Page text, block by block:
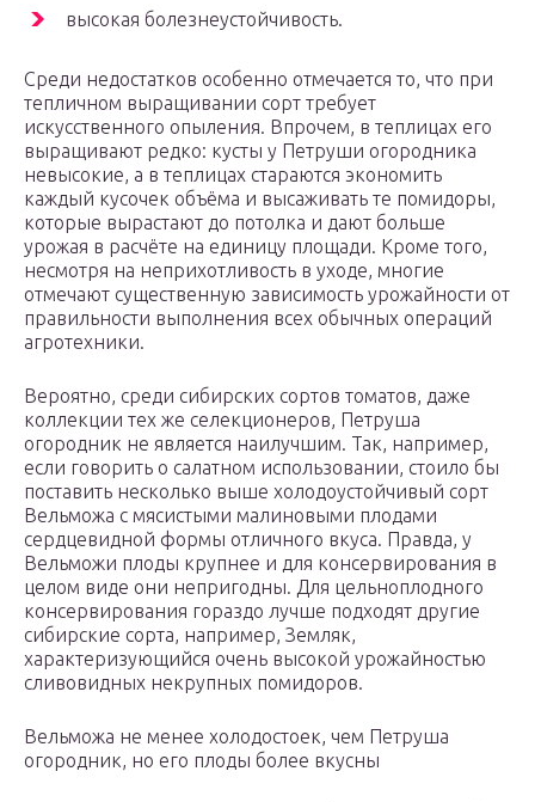
высокая болезнеустойчивость.
Среди недостатков особенно отмечается то, что при
тепличном выращивании сорт требует
искусственного опыления. Впрочем, в теплицах его
выращивают редко: кусты у Петруши огородника
невысокие, а в теплицах стараются экономить
каждый кусочек объёма и высаживать те помидоры,
которые вырастают до потолка и дают больше
урожая в расчёте на единицу площади. Кроме того,
несмотря на неприхотливость в уходе, многие
отмечают существенную зависимость урожайности от
правильности выполнения всех обычных операций
агротехники.
Вероятно, среди сибирских сортов томатов, даже
коллекции тех же селекционеров, Петруша
огородник не является наилучшим. Так, например,
если говорить о салатном использовании, стоило бы
поставить несколько выше холодоустойчивый сорт
Вельможа с мясистыми малиновыми плодами
сердцевидной формы отличного вкуса. Правда, у
Вельможи плоды крупнее и для консервирования в
целом виде они непригодны. Для цельноплодного
консервирования гораздо лучше подходят другие
сибирские сорта, например, Земляк,
характеризующийся очень высокой урожайностью
сливовидных некрупных помидоров.
Вельможа не менее холодостоек, чем Петруша
огородник, но его плоды более вкусны